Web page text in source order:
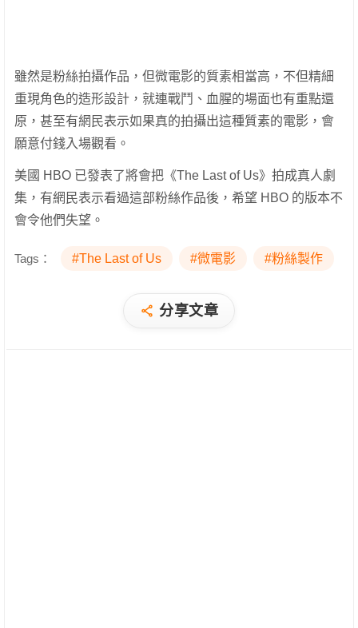
雖然是粉絲拍攝作品，但微電影的質素相當高，不但精細
重現角色的造形設計，就連戰鬥、血腥的場面也有重點還
原，甚至有網民表示如果真的拍攝出這種質素的電影，會
願意付錢入場觀看。
美國 HBO 已發表了將會把《The Last of Us》拍成真人劇
集，有網民表示看過這部粉絲作品後，希望 HBO 的版本不
會令他們失望。
Tags： #The Last of Us #微電影 #粉絲製作
分享文章